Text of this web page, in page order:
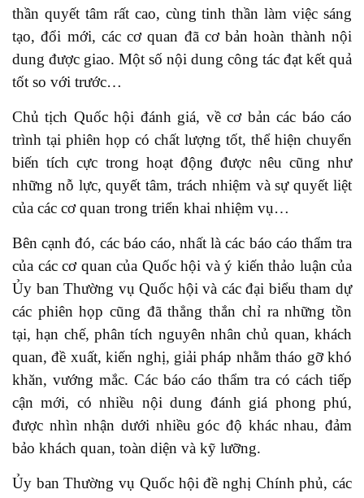
thần quyết tâm rất cao, cùng tinh thần làm việc sáng
tạo, đổi mới, các cơ quan đã cơ bản hoàn thành nội
dung được giao. Một số nội dung công tác đạt kết quả
tốt so với trước…
Chủ tịch Quốc hội đánh giá, về cơ bản các báo cáo
trình tại phiên họp có chất lượng tốt, thể hiện chuyển
biến tích cực trong hoạt động được nêu cũng như
những nỗ lực, quyết tâm, trách nhiệm và sự quyết liệt
của các cơ quan trong triển khai nhiệm vụ…
Bên cạnh đó, các báo cáo, nhất là các báo cáo thẩm tra
của các cơ quan của Quốc hội và ý kiến thảo luận của
Ủy ban Thường vụ Quốc hội và các đại biểu tham dự
các phiên họp cũng đã thẳng thắn chỉ ra những tồn
tại, hạn chế, phân tích nguyên nhân chủ quan, khách
quan, đề xuất, kiến nghị, giải pháp nhằm tháo gỡ khó
khăn, vướng mắc. Các báo cáo thẩm tra có cách tiếp
cận mới, có nhiều nội dung đánh giá phong phú,
được nhìn nhận dưới nhiều góc độ khác nhau, đảm
bảo khách quan, toàn diện và kỹ lưỡng.
Ủy ban Thường vụ Quốc hội đề nghị Chính phủ, các